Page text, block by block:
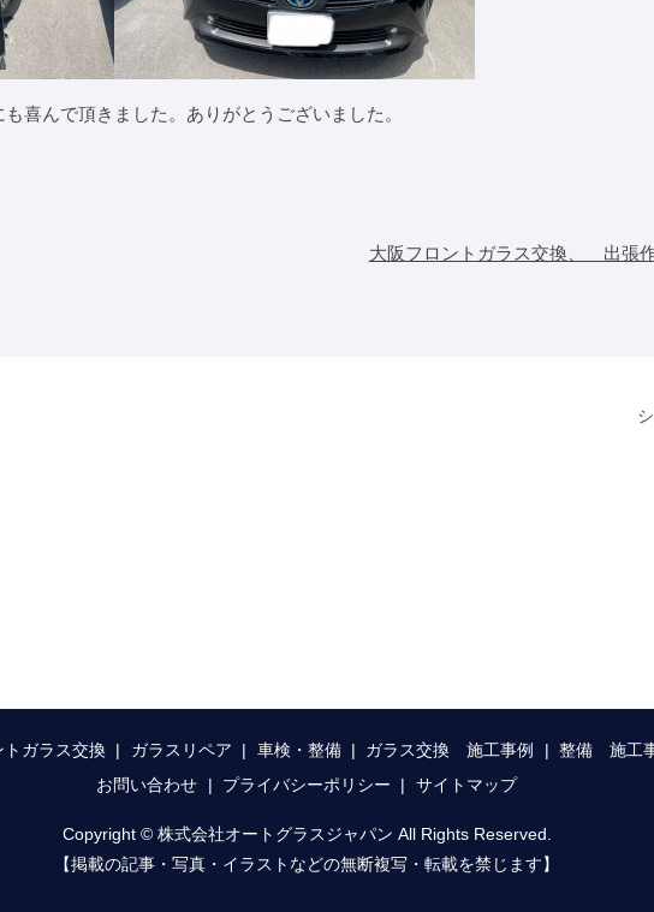
喜んで頂きました。ありがとうございました。
大阪フロントガラス交換、 出張
トガラス交換 ガラスリペア 車検・整備 ガラス交換 施工事例 整備 施工
お問い合わせ
プライバシーポリシー サイトマップ
Copyright © 株式会社オートグラスジャパン All Rights Reserved.
【掲載の記事・写真・イラストなどの無断複写・転載を禁じます】